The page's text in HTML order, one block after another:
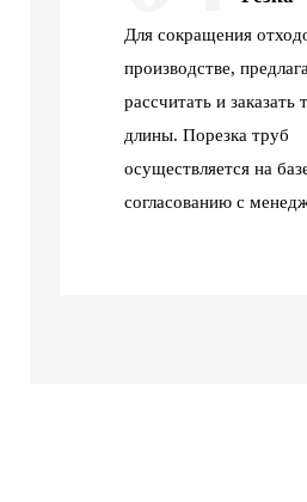
Для сокращения
производстве,
рассчитать и
длины. Порезка труб
осуществляется на
согласованию с